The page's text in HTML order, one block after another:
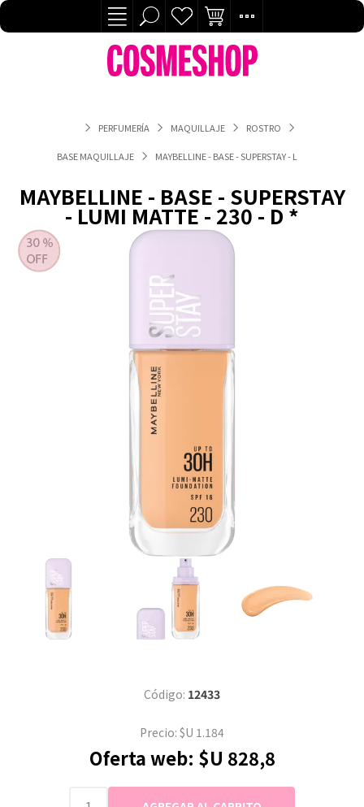
PERFUMERÍA MAQUILLAJE ROSTRO
BASE MAQUILLAJE MAYBELLINE - BASE - SUPERSTAY - LUMI MATTE -
MAYBELLINE - BASE - SUPERSTAY
- LUMI MATTE - 230 - D *
Código: 12433
Precio: $U 1.184
Oferta web: $U 828,8